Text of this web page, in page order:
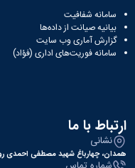
سامانه شفافیت
بیانیه صیانت از داده‌ها
گزارش آماری وب‌ سایت
سامانه فوریت‌های اداری (فؤاد)
ارتباط با ما
نشانی
همدان، چهارباغ شهید مصطفی احمدی